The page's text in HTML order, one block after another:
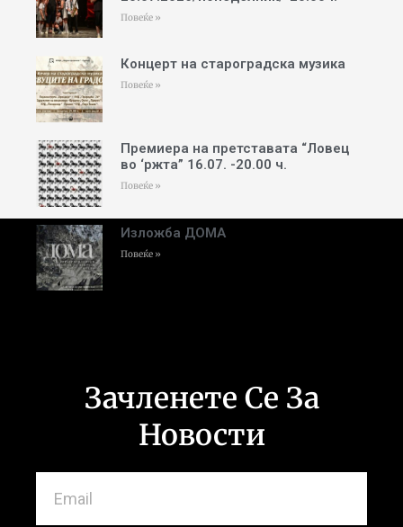
Повеќе »
Концерт на староградска музика
Повеќе »
Премиера на претставата “Ловец
во ‘ржта” 16.07. -20.00 ч.
Повеќе »
Изложба ДОМА
Повеќе »
Зачленете Се За
Новости